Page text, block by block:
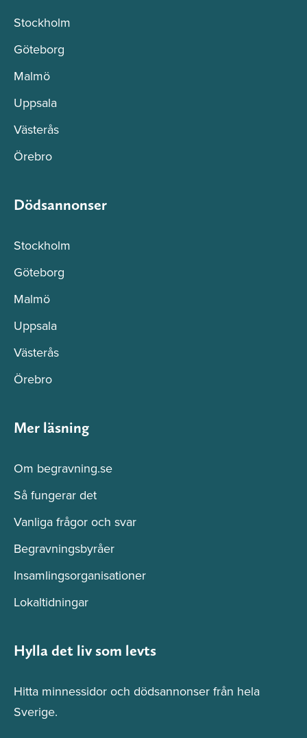
Stockholm
Göteborg
Malmö
Uppsala
Västerås
Örebro
Dödsannonser
Stockholm
Göteborg
Malmö
Uppsala
Västerås
Örebro
Mer läsning
Om begravning.se
Så fungerar det
Vanliga frågor och svar
Begravningsbyråer
Insamlingsorganisationer
Lokaltidningar
Hylla det liv som levts
Hitta minnessidor och dödsannonser från hela
Sverige.